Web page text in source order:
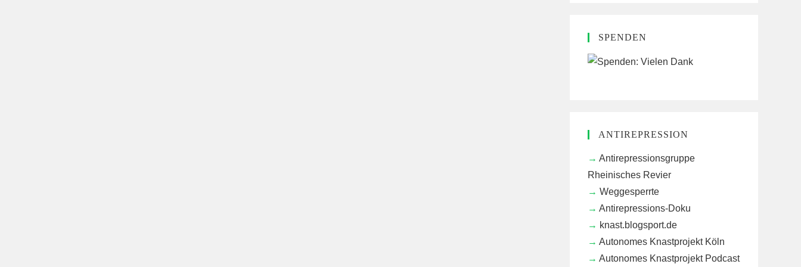
SPENDEN
ANTIREPRESSION
Antirepressionsgruppe
Rheinisches Revier
Weggesperrte
Antirepressions-Doku
knast.blogsport.de
Autonomes Knastprojekt Köln
Autonomes Knastprojekt Podcast